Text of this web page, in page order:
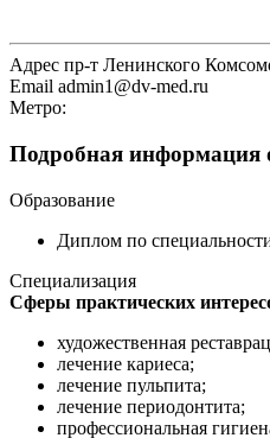
Адрес пр-т Ленинского
Email admin1@dv-med.ru
Метро:
Подробная информация
Образование
Диплом по
Специализация
Сферы практических
художественная
лечение кариеса;
лечение пульпита;
лечение периодонтита;
профессиональная